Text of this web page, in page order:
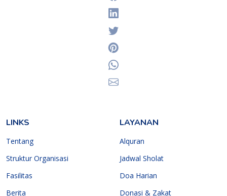
Linkedin
Twitter
Whatsapp
Email
LINKS
Tentang
Struktur Organisasi
Fasilitas
Berita
LAYANAN
Alquran
Jadwal Sholat
Doa Harian
Donasi & Zakat